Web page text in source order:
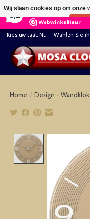
164
Kies uw taal: NL -- Wählen Sie
Home / Design - Wandklok
Product
Wij slaan cookies op om onze
Nee